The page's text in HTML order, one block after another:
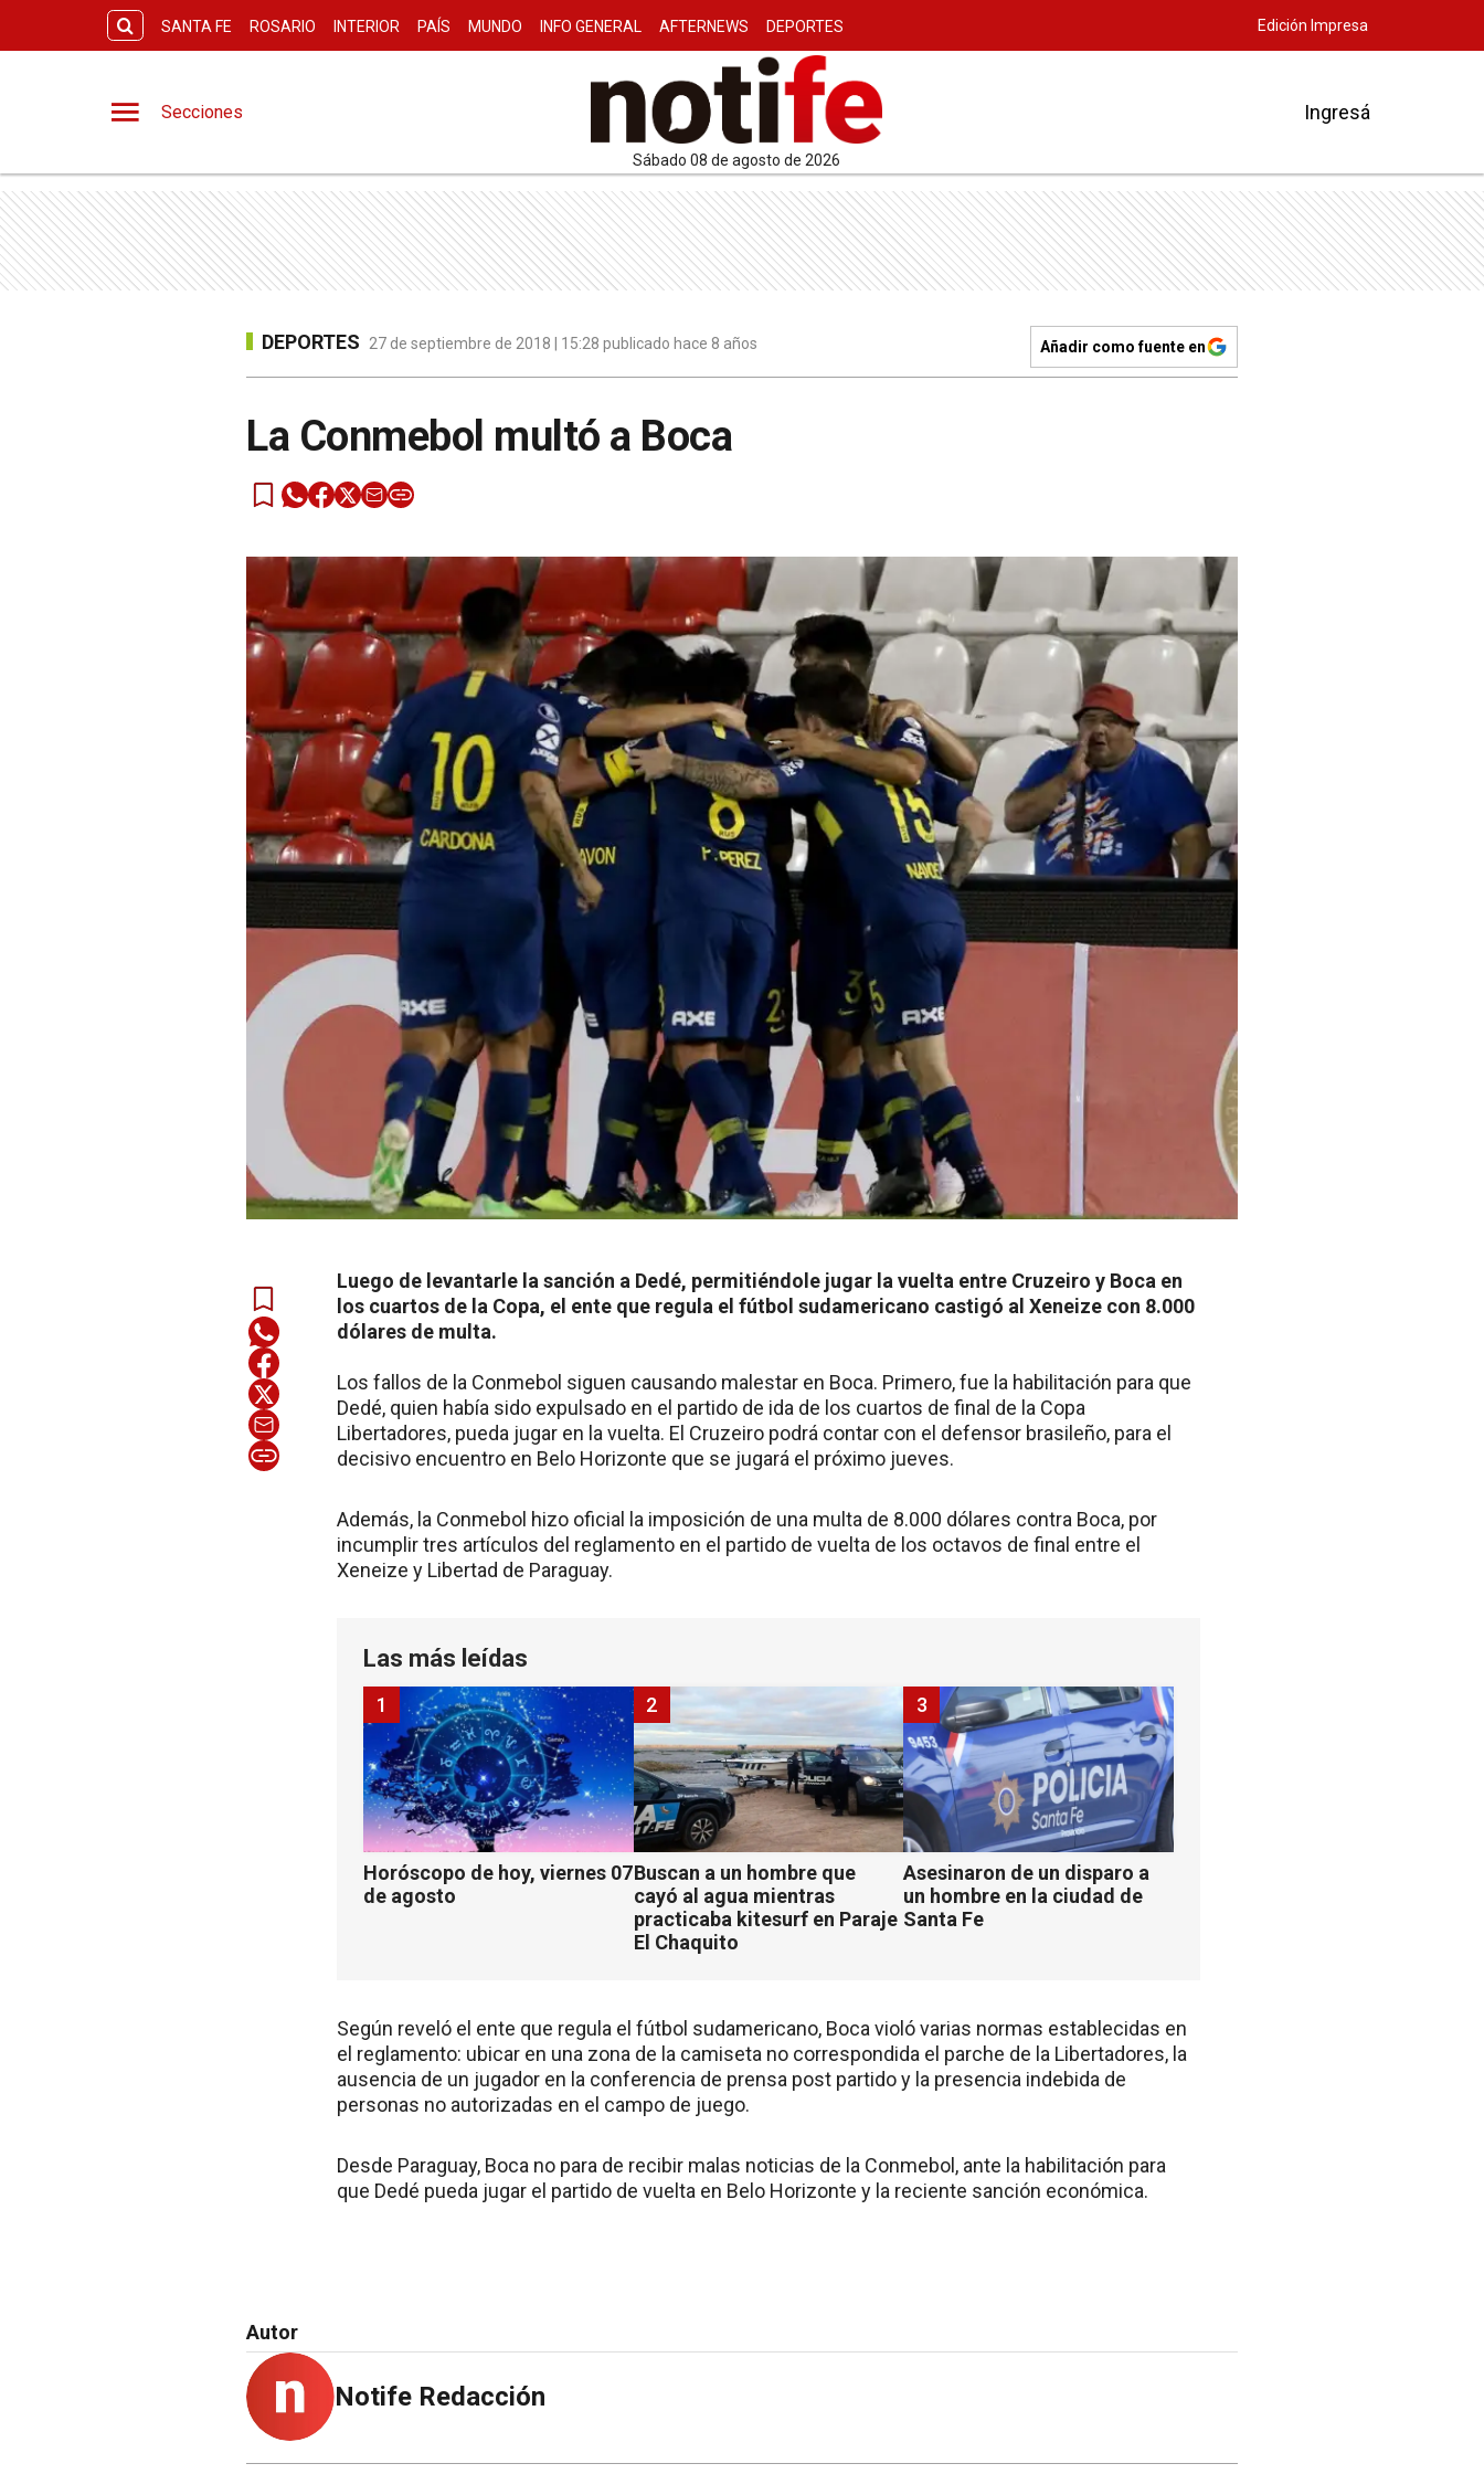
SANTA FE ROSARIO INTERIOR PAÍS MUNDO INFO GENERAL AFTERNEWS DEPORTES Edición Impresa
Secciones
sábado 08 de agosto de 2026
Ingresá
DEPORTES 27 de septiembre de 2018 | 15:28 publicado hace 8 años Añadir como fuente en
La Conmebol multó a Boca
Luego de levantarle la sanción a Dedé, permitiéndole jugar la vuelta entre Cruzeiro y Boca en
los cuartos de la Copa, el ente que regula el fútbol sudamericano castigó al Xeneize con 8.000
dólares de multa.
Los fallos de la Conmebol siguen causando malestar en Boca. Primero, fue la habilitación para que
Dedé, quien había sido expulsado en el partido de ida de los cuartos de final de la Copa
Libertadores, pueda jugar en la vuelta. El Cruzeiro podrá contar con el defensor brasileño, para el
decisivo encuentro en Belo Horizonte que se jugará el próximo jueves.
Además, la Conmebol hizo oficial la imposición de una multa de 8.000 dólares contra Boca, por
incumplir tres artículos del reglamento en el partido de vuelta de los octavos de final entre el
Xeneize y Libertad de Paraguay.
Las más leídas
Horóscopo de hoy, viernes 07
de agosto
1
Buscan a un hombre que
cayó al agua mientras
practicaba kitesurf en Paraje
El Chaquito
2
Asesinaron de un disparo a
un hombre en la ciudad de
Santa Fe
3
Según reveló el ente que regula el fútbol sudamericano, Boca violó varias normas establecidas en
el reglamento: ubicar en una zona de la camiseta no correspondida el parche de la Libertadores, la
ausencia de un jugador en la conferencia de prensa post partido y la presencia indebida de
personas no autorizadas en el campo de juego.
Desde Paraguay, Boca no para de recibir malas noticias de la Conmebol, ante la habilitación para
que Dedé pueda jugar el partido de vuelta en Belo Horizonte y la reciente sanción económica.
Autor
Notife Redacción